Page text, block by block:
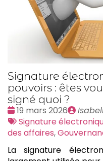
Signature
pouvoirs : êtes
signé quoi ?
Date
:
19 mars 2026
Publié
par
Tags
:
Signature
des affaires,
La signature